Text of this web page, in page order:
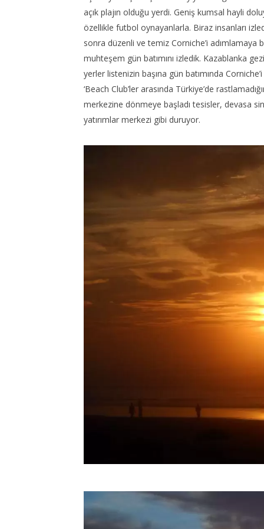
açık plajın olduğu yerdi. Geniş kumsal hayli
özellikle futbol oynayanlarla. Biraz insanları
sonra düzenli ve temiz Corniche’i adımlamaya
muhteşem gün batımını izledik. Kazablanka
yerler listenizin başına gün batımında
‘Beach Club’ler arasında Türkiye’de
merkezine dönmeye başladı tesisler, devasa
yatırımlar merkezi gibi duruyor.